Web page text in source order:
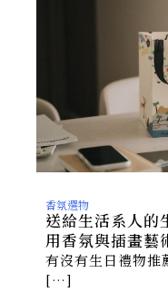
香氛選物
送給生活系人
用香氛與插畫藝
有沒有生日禮物推
[…]